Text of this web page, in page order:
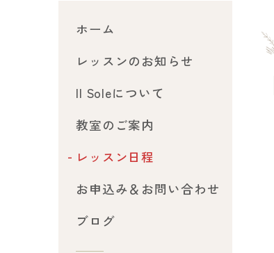
ホーム
レッスンのお知らせ
Il Soleについて
教室のご案内
レッスン日程
お申込み＆お問い合わせ
ブログ